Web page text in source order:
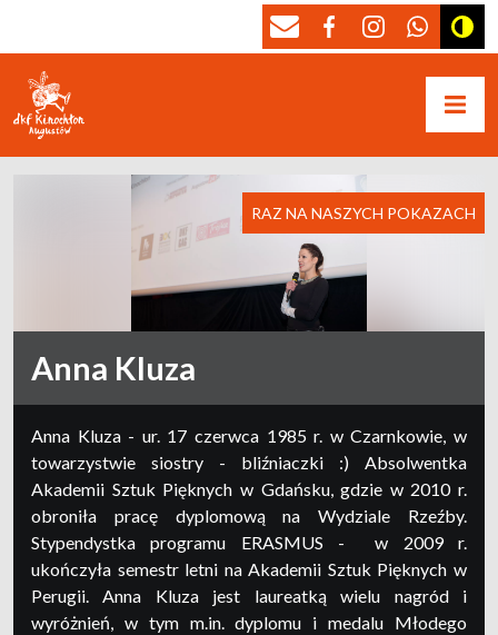
Anna Kluza
RAZ NA NASZYCH POKAZACH
Anna Kluza - ur. 17 czerwca 1985 r. w Czarnkowie, w
towarzystwie siostry - bliźniaczki :) Absolwentka
Akademii Sztuk Pięknych w Gdańsku, gdzie w 2010 r.
obroniła pracę dyplomową na Wydziale Rzeźby.
Stypendystka programu ERASMUS - w 2009 r.
ukończyła semestr letni na Akademii Sztuk Pięknych w
Perugii. Anna Kluza jest laureatką wielu nagród i
wyróżnień, w tym m.in. dyplomu i medalu Młodego